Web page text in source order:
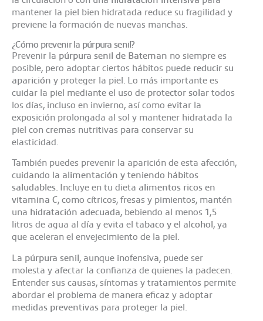
mantener la piel bien hidratada reduce su fragilidad y
previene la formación de nuevas manchas.
¿Cómo prevenir la púrpura senil?
Prevenir la púrpura senil de Bateman no siempre es
posible, pero adoptar ciertos hábitos puede reducir su
aparición y proteger la piel. Lo más importante es
cuidar la piel mediante el uso de protector solar todos
los días, incluso en invierno, así como evitar la
exposición prolongada al sol y mantener hidratada la
piel con cremas nutritivas para conservar su
elasticidad.
También puedes prevenir la aparición de esta afección,
cuidando la alimentación y teniendo hábitos
saludables. Incluye en tu dieta alimentos ricos en
vitamina C, como cítricos, fresas y pimientos, mantén
una hidratación adecuada, bebiendo al menos 1,5
litros de agua al día y evita el tabaco y el alcohol, ya
que aceleran el envejecimiento de la piel.
La púrpura senil, aunque inofensiva, puede ser
molesta y afectar la confianza de quienes la padecen.
Entender sus causas, síntomas y tratamientos permite
abordar el problema de manera eficaz y adoptar
medidas preventivas para proteger la piel.